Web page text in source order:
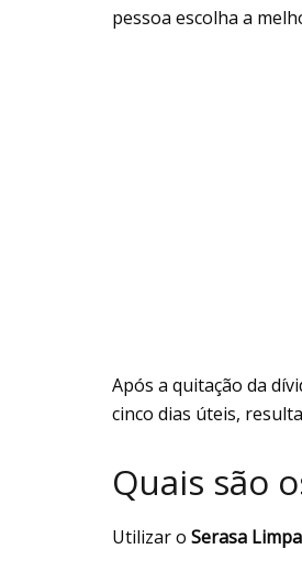
pessoa escolha a
Após a quitação da
cinco dias úteis,
Quais são
Utilizar o Serasa